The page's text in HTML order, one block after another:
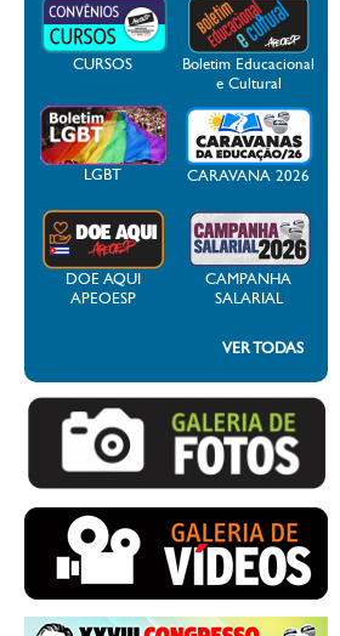
CURSOS
Boletim Educacional
e Cultural
LGBT CARAVANA 2026
DOE AQUI
APEOESP
CAMPANHA
SALARIAL
VER TODAS